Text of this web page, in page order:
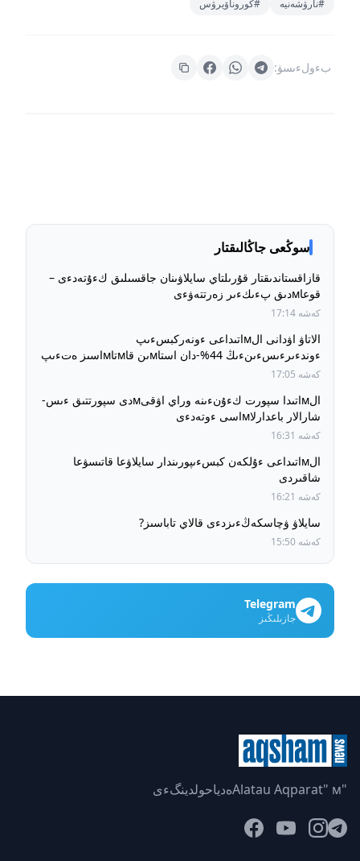
#نارۋشەنيە
#كوروناۆيرۋس
بءولءىسۋ:
سوڭعى جاڭالىقتار
قازاقستاندىقتار قۇرىلتاي سايلاۋىنان جاقسىلىق كءۇتەدءى –
قوعاмدىق پءىكءىر زەرتتەۋءى
كەشە 17:14
الاتاۋ اۋدانى الмاتىداعى ءونەركبسءىپ
ءوندءىرءىسءىنءىڭ 44%-دان استاмىن قاмتاмاسىز ەتءىپ
وتىر
كەشە 17:05
الмاتىدا سپورت كءۇنءىنە وراي اۋقىмدى سپورتتىق ءىس-
شارالار باعدارلاмاسى ءوتەدءى
كەشە 16:31
الмاتىداعى ءۇلكەن كبسءىپورىندار سايلاۋعا قاتىسۋعا
شاقىردى
كەشە 16:21
سايلاۋ ۋچاسكەڭءىزدءى قالاي تاباسىز?
كەشە 15:50
Telegram
جازىلىڭىز
"Alatau Aqparat" мەدياحولدينگءى